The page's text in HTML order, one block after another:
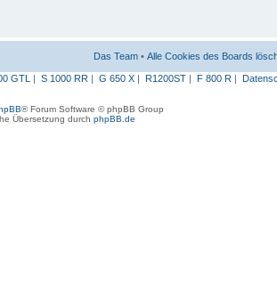
Das Team • Alle Cookies des Boards
GTL | S 1000 RR | G 650 X| R1200ST| F 800 R |
® Forum Software © phpBB Group
Übersetzung durch phpBB.de